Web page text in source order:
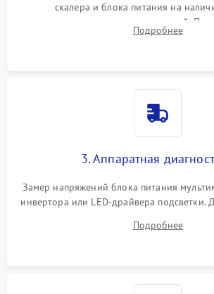
скалера и блока питания на
конденсаторов, прогаров, окислений.
контактов и целостности
Подробнее
3. Аппаратная
Замер напряжений блока питания
инвертора или LED-драйвера подсветки.
питания скалера и тестирование
Подробнее